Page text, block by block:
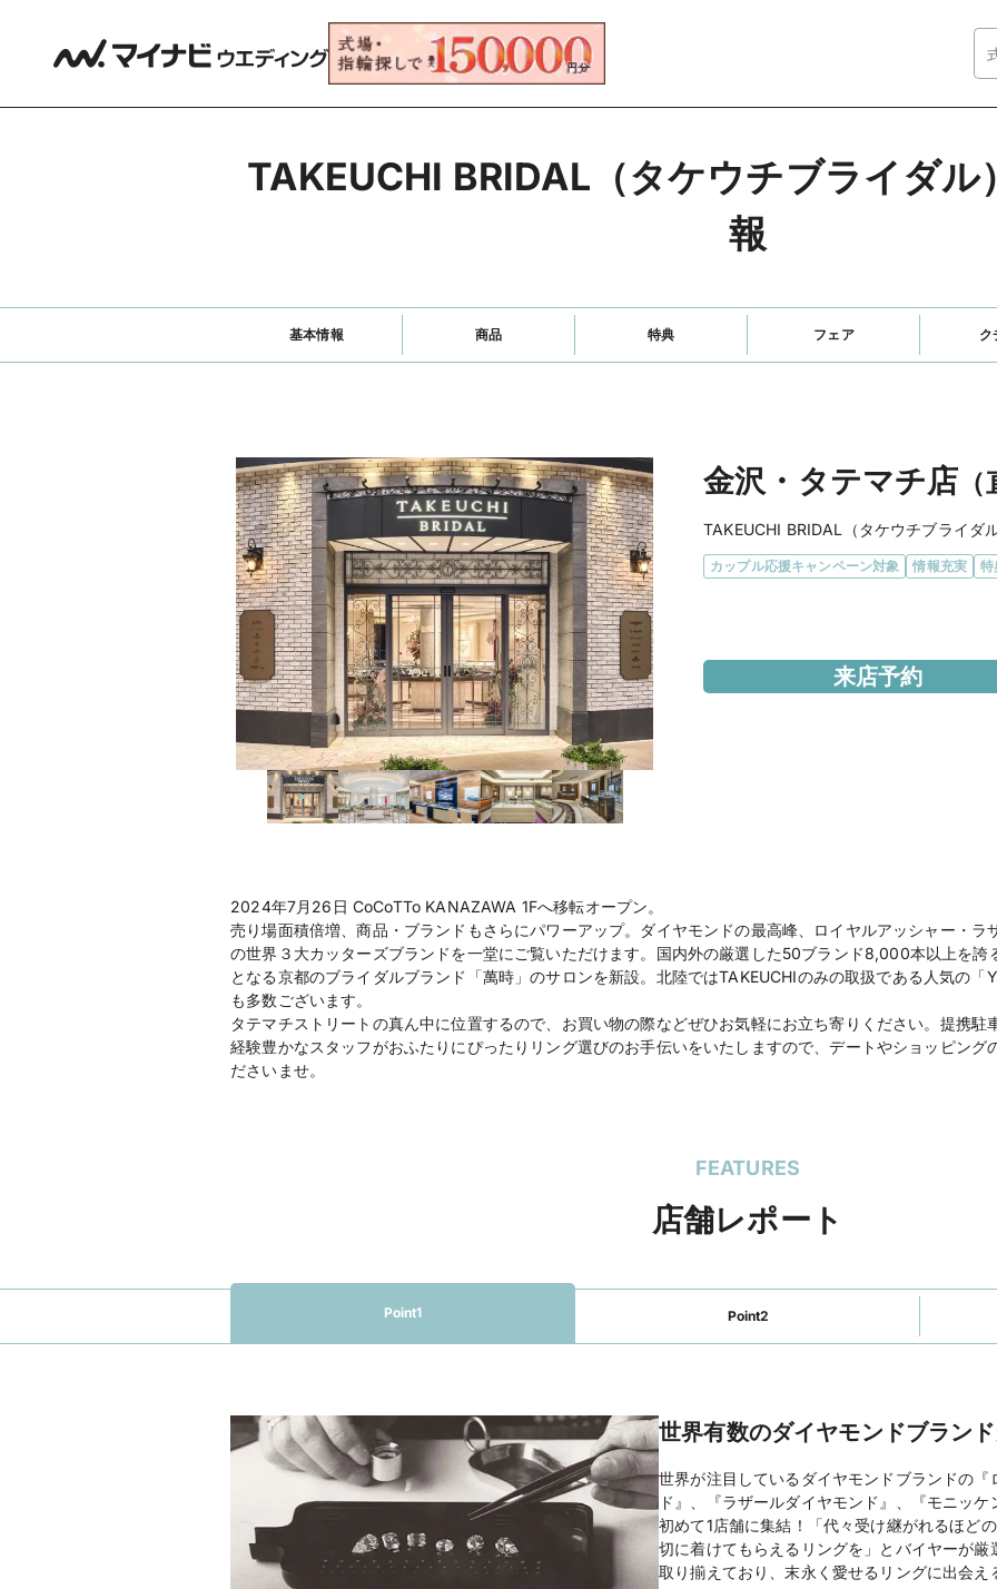
TAKEUCHI BRIDAL（タケウチブライダル
報
基本情報 商品 特典 フェア ク
金沢・タテマチ店
TAKEUCHI BRIDAL（タケウチブライダ
カップル応援キャンペーン対象 情報充実 特
アクセス JR金沢駅より車で10
電話番号 050-5441-9843
を見る
来店予約
2024年7月26日 CoCoTTo KANAZAWA 1Fへ移転オープン。
売り場面積倍増、商品・ブランドもさらにパワーアップ。ダイヤモンドの最高峰、ロイヤルアッシャー・ラ
の世界３大カッターズブランドを一堂にご覧いただけます。国内外の厳選した50ブランド8,000本以上を誇
となる京都のブライダルブランド「萬時」のサロンを新設。北陸ではTAKEUCHIのみの取扱である人気の
も多数ございます。
タテマチストリートの真ん中に位置するので、お買い物の際などぜひお気軽にお立ち寄りください。提携駐
経験豊かなスタッフがおふたりにぴったりリング選びのお手伝いをいたしますので、デートやショッピング
ださいませ。
FEATURES
店舗レポート
Point1 Point2
世界有数のダイヤモンドブラン
世界が注目しているダイヤモンドブランドの
ド』、『ラザールダイヤモンド』、『モニッ
初めて1店舗に集結！「代々受け継がれるほど
切に着けてもらえるリングを」とバイヤーが